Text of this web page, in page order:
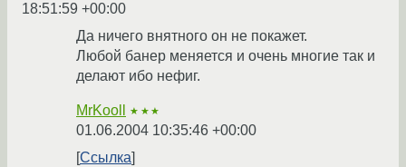
18:51:59 +00:00
Да ничего внятного он не покажет.
Любой банер меняется и очень многие так и
делают ибо нефиг.
MrKooll ★★★
01.06.2004 10:35:46 +00:00
Ссылка